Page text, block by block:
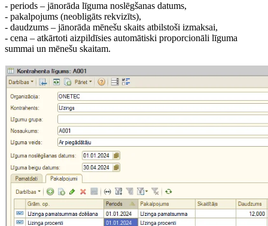
- periods – jānorāda līguma noslēgšanas datums,
- pakalpojums (neobligāts rekvizīts),
- daudzums – jānorāda mēnešu skaits atbilstoši izmaksai,
- cena – atkārtoti aizpildīsies automātiski proporcionāli līguma
summai un mēnešu skaitam.